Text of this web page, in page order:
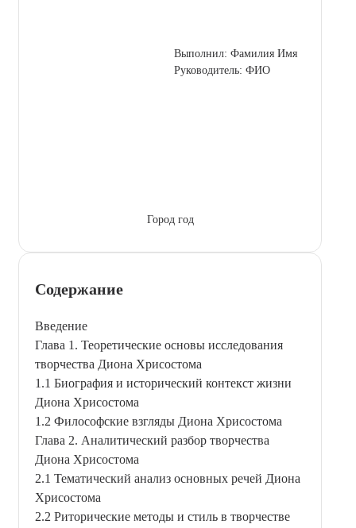
Выполнил: Фамилия Имя
Руководитель: ФИО
Город год
Содержание
Введение
Глава 1. Теоретические основы исследования
творчества Диона Хрисостома
1.1 Биография и исторический контекст жизни
Диона Хрисостома
1.2 Философские взгляды Диона Хрисостома
Глава 2. Аналитический разбор творчества
Диона Хрисостома
2.1 Тематический анализ основных речей Диона
Хрисостома
2.2 Риторические методы и стиль в творчестве